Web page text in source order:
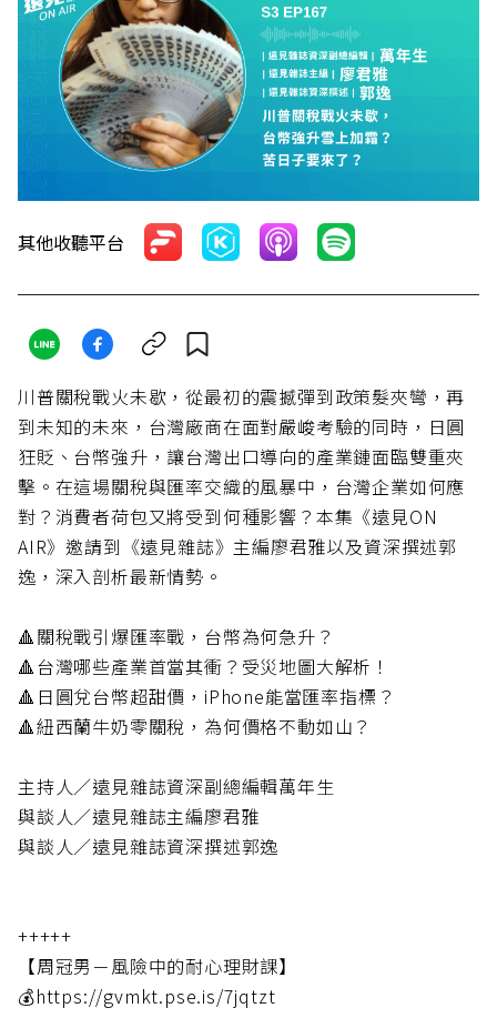
其他收聽平台
川普關稅戰火未歇，從最初的震撼彈到政策髮夾彎，再
到未知的未來，台灣廠商在面對嚴峻考驗的同時，日圓
狂貶、台幣強升，讓台灣出口導向的產業鏈面臨雙重夾
擊。在這場關稅與匯率交織的風暴中，台灣企業如何應
對？消費者荷包又將受到何種影響？本集《遠見ON
AIR》邀請到《遠見雜誌》主編廖君雅以及資深撰述郭
逸，深入剖析最新情勢。
🔺關稅戰引爆匯率戰，台幣為何急升？
🔺台灣哪些產業首當其衝？受災地圖大解析！
🔺日圓兌台幣超甜價，iPhone能當匯率指標？
🔺紐西蘭牛奶零關稅，為何價格不動如山？
主持人／遠見雜誌資深副總編輯萬年生
與談人／遠見雜誌主編廖君雅
與談人／遠見雜誌資深撰述郭逸
+++++
【周冠男－風險中的耐心理財課】
💰https://gvmkt.pse.is/7jqtzt